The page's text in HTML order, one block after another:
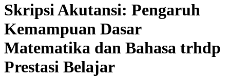
Skripsi Akutansi: Pengaruh
Kemampuan Dasar
Matematika dan Bahasa trhdp
Prestasi Belajar